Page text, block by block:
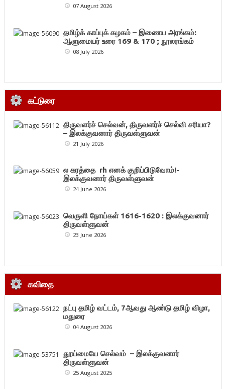
07 August 2026
தமிழ்க் காப்புக் கழகம் – இணைய அரங்கம்:
ஆளுமையர் உரை 169 & 170 ; நூலரங்கம்
08 July 2026
கட்டுரை
திருவளர்ச் செல்வன், திருவளர்ச் செல்வி சரியா?
– இலக்குவனார் திருவள்ளுவன்
21 July 2026
ல கரத்தை rh எனக் குறிப்பிடுவோம்!-
இலக்குவனார் திருவள்ளுவன்
24 June 2026
வெருளி நோய்கள் 1616-1620 : இலக்குவனார்
திருவள்ளுவன்
23 June 2026
கவிதை
நட்பு தமிழ் வட்டம், 7ஆவது ஆண்டு தமிழ் விழா,
மதுரை
04 August 2026
தூய்மையே செல்வம் – இலக்குவனார்
திருவள்ளுவன்
25 August 2025